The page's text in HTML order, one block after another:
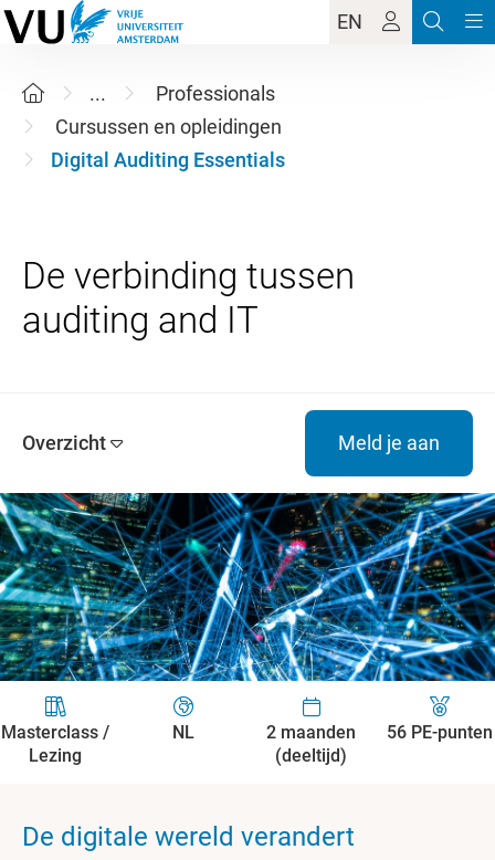
EN
...
Professionals
Cursussen en opleidingen
Digital Auditing Essentials
De verbinding tussen
Overzicht Meld je aan
Masterclass /
Lezing
NL
2 maanden
(deeltijd)
56 PE-punten
De digitale wereld verandert